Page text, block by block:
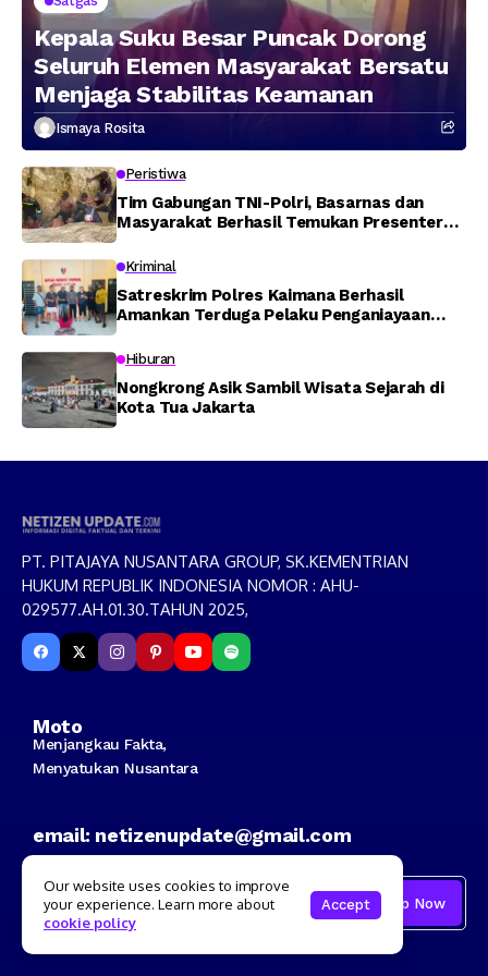
Kepala Suku Besar Puncak Dorong
Seluruh Elemen Masyarakat Bersatu
Menjaga Stabilitas Keamanan
Ismaya Rosita
Peristiwa
Tim Gabungan TNI-Polri, Basarnas dan
Masyarakat Berhasil Temukan Presenter
Memti
Kriminal
Satreskrim Polres Kaimana Berhasil
Amankan Terduga Pelaku Penganiayaan
Hiburan
Nongkrong Asik Sambil Wisata Sejarah di
Kota Tua Jakarta
PT. PITAJAYA NUSANTARA GROUP, SK.KEMENTRIAN
HUKUM REPUBLIK INDONESIA NOMOR : AHU-
029577.AH.01.30.TAHUN 2025,
Moto
Menjangkau Fakta,
Menyatukan Nusantara
email: netizenupdate@gmail.com
Our website uses cookies to improve
your experience. Learn more about
cookie policy
Accept